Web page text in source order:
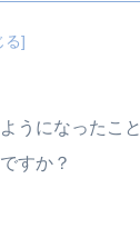
うになったこと
すか？